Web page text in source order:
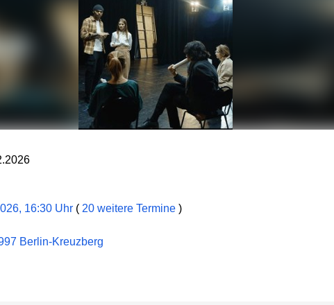
16:30 Uhr ( 20 weitere Termine )
Berlin-Kreuzberg